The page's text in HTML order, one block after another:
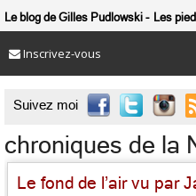
Le blog de Gilles Pudlowski Les
Inscrivez-vous
Suivez moi
chroniques de la
Le fond de l’air vu par